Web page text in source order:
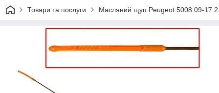
Товари та послуги Масляний щуп Peugeot 5008 09-17